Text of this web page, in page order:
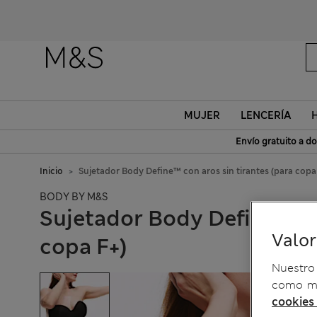
MUJER LENCERÍA
Envío gratuito a
Inicio Sujetador Body Define™ con aros sin tirantes (para copa
BODY BY M&S
Sujetador Body Define™
copa F+)
como